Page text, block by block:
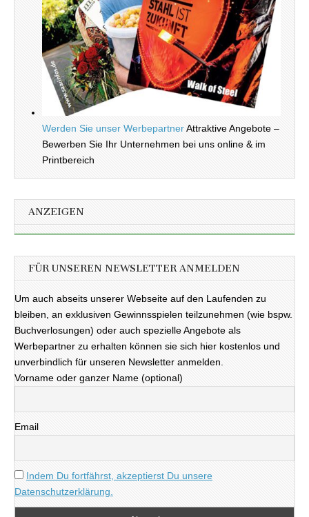
Werden Sie unser WerbepartnerAttraktive Angebote –
Bewerben Sie Ihr Unternehmen bei uns online & im
Printbereich
ANZEIGEN
FÜR UNSEREN NEWSLETTER ANMELDEN
Um auch abseits unserer Webseite auf den Laufenden zu
bleiben, an exklusiven Gewinnsspielen teilzunehmen (wie bspw.
Buchverlosungen) oder auch spezielle Angebote als
Werbepartner zu erhalten können sie sich hier kostenlos und
unverbindlich für unseren Newsletter anmelden.
Vorname oder ganzer Name (optional)
Email
Indem Du fortfährst, akzeptierst Du unsere
Datenschutzerklärung.